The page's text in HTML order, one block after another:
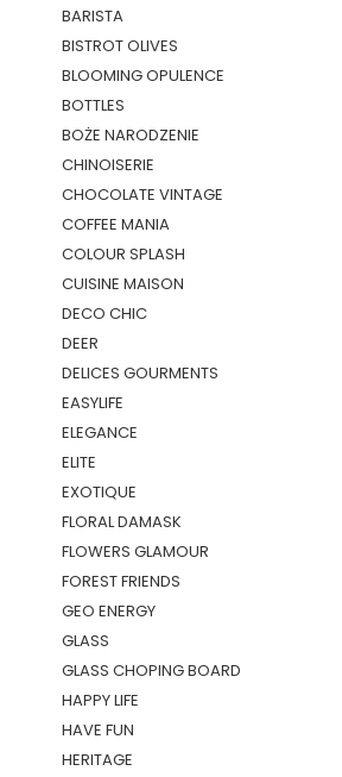
BARISTA
BISTROT OLIVES
BLOOMING OPULENCE
BOTTLES
BOŻE NARODZENIE
CHINOISERIE
CHOCOLATE VINTAGE
COFFEE MANIA
COLOUR SPLASH
CUISINE MAISON
DECO CHIC
DEER
DELICES GOURMENTS
EASYLIFE
ELEGANCE
ELITE
EXOTIQUE
FLORAL DAMASK
FLOWERS GLAMOUR
FOREST FRIENDS
GEO ENERGY
GLASS
GLASS CHOPING BOARD
HAPPY LIFE
HAVE FUN
HERITAGE